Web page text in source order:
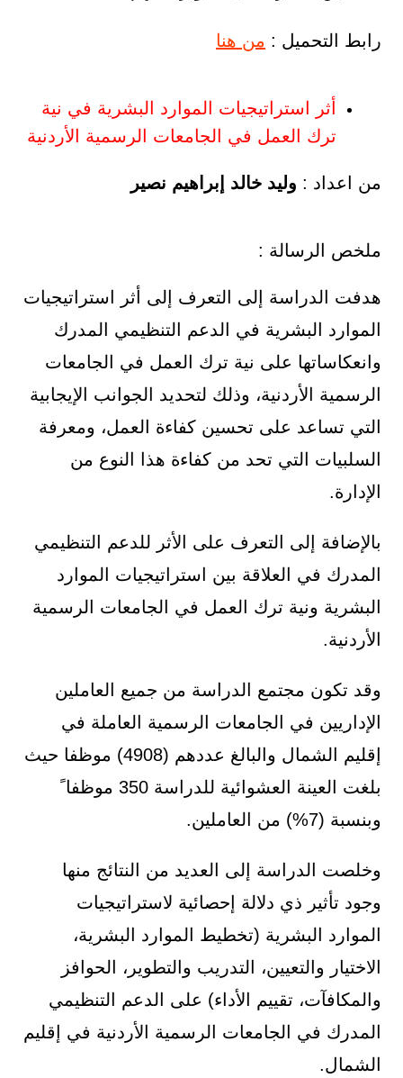
رابط التحميل : من هنا
أثر استراتيجيات الموارد البشرية في نية
ترك العمل في الجامعات الرسمية الأردنية
من اعداد : وليد خالد إبراهيم نصير
ملخص الرسالة :
هدفت الدراسة إلى التعرف إلى أثر استراتيجيات
الموارد البشرية في الدعم التنظيمي المدرك
وانعكاساتها على نية ترك العمل في الجامعات
الرسمية الأردنية، وذلك لتحديد الجوانب الإيجابية
التي تساعد على تحسين كفاءة العمل، ومعرفة
السلبيات التي تحد من كفاءة هذا النوع من
الإدارة.
بالإضافة إلى التعرف على الأثر للدعم التنظيمي
المدرك في العلاقة بين استراتيجيات الموارد
البشرية ونية ترك العمل في الجامعات الرسمية
الأردنية.
وقد تكون مجتمع الدراسة من جميع العاملين
الإداريين في الجامعات الرسمية العاملة في
إقليم الشمال والبالغ عددهم (4908) موظفا حيث
بلغت العينة العشوائية للدراسة 350 موظفاﹰ
وبنسبة (7%) من العاملين.
وخلصت الدراسة إلى العديد من النتائج منها
وجود تأثير ذي دلالة إحصائية لاستراتيجيات
الموارد البشرية (تخطيط الموارد البشرية،
الاختيار والتعيين، التدريب والتطوير، الحوافز
والمكافآت، تقييم الأداء) على الدعم التنظيمي
المدرك في الجامعات الرسمية الأردنية في إقليم
الشمال.